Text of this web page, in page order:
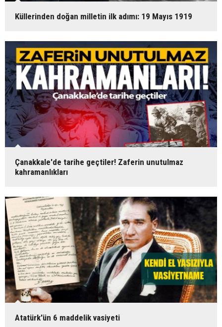
Küllerinden doğan milletin ilk adımı: 19 Mayıs 1919
Çanakkale'de tarihe geçtiler! Zaferin unutulmaz
kahramanlıkları
Atatürk'ün 6 maddelik vasiyeti